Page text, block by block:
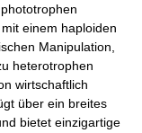
einem haploiden
Manipulation,
heterotrophen
wirtschaftlich
über ein breites
bietet einzigartige